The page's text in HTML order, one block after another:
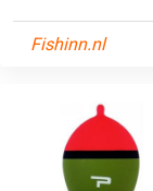
Fishinn.nl